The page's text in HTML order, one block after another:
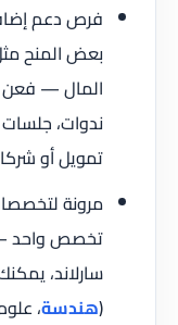
فرص دعم
المال —
ندوات،
تمويل أو
مرونة
تخصص واحد
سارلاند،
(هندسة،